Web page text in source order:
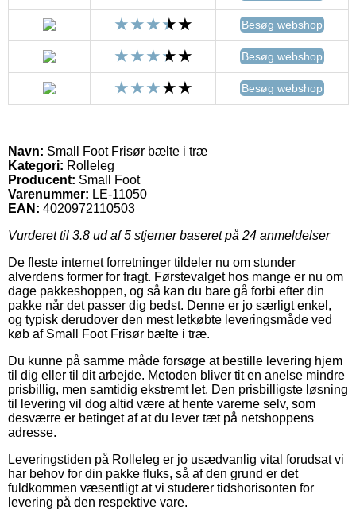
Besøg webshop
Besøg webshop
Besøg webshop
Navn: Small Foot Frisør bælte i træ
Kategori: Rolleleg
Producent: Small Foot
Varenummer: LE-11050
EAN: 4020972110503
Vurderet til 3.8 ud af 5 stjerner baseret på 24 anmeldelser
De fleste internet forretninger tildeler nu om stunder
alverdens former for fragt. Førstevalget hos mange er nu om
dage pakkeshoppen, og så kan du bare gå forbi efter din
pakke når det passer dig bedst. Denne er jo særligt enkel,
og typisk derudover den mest letkøbte leveringsmåde ved
køb af Small Foot Frisør bælte i træ.
Du kunne på samme måde forsøge at bestille levering hjem
til dig eller til dit arbejde. Metoden bliver tit en anelse mindre
prisbillig, men samtidig ekstremt let. Den prisbilligste løsning
til levering vil dog altid være at hente varerne selv, som
desværre er betinget af at du lever tæt på netshoppens
adresse.
Leveringstiden på Rolleleg er jo usædvanlig vital forudsat vi
har behov for din pakke fluks, så af den grund er det
fuldkommen væsentligt at vi studerer tidshorisonten for
levering på den respektive vare.